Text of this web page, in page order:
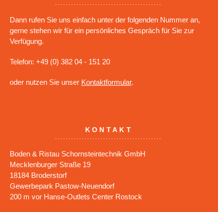
Dann rufen Sie uns einfach unter der folgenden Nummer an,
gerne stehen wir für ein persönliches Gespräch für Sie zur
Verfügung.
Telefon: +49 (0) 382 04 - 151 20
oder nutzen Sie unser Kontaktformular.
KONTAKT
Boden & Ristau Schornsteintechnik GmbH
Mecklenburger Straße 19
18184 Broderstorf
Gewerbepark Pastow-Neuendorf
200 m vor Hanse-Outlets Center Rostock